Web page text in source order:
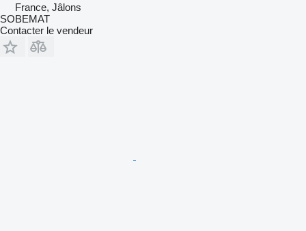
France, Jâlons
SOBEMAT
Contacter le vendeur